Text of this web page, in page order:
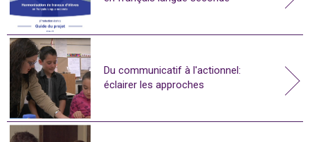
Du communicatif à l'actionnel:
éclairer les approches